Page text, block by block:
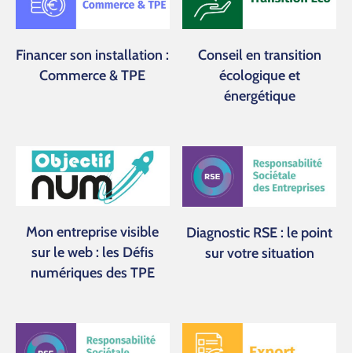
Financer son installation :
Commerce & TPE
Conseil en transition
écologique et
énergétique
Mon entreprise visible
sur le web : les Défis
numériques des TPE
Diagnostic RSE : le point
sur votre situation